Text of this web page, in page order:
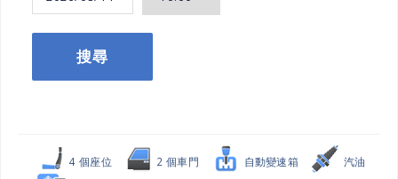
搜尋
4 個座位 2 個車門 自動變速箱
汽油